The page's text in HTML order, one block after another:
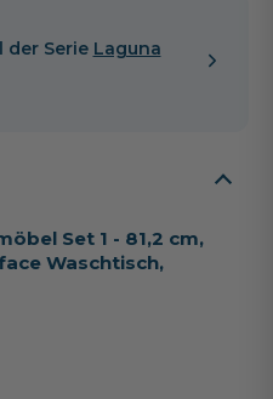
der Serie Laguna
Set 1 - 81,2 cm,
Waschtisch,